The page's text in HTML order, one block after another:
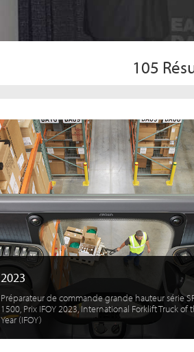
105
2023
Préparateur de commande grande hauteur série
1500, Prix IFOY 2023, International Forklift Truck of
Year (IFOY)